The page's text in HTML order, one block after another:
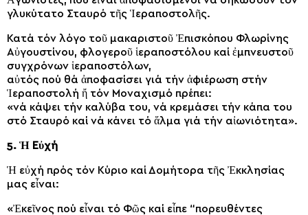
γλυκύτατο Σταυρό τῆς Ἱεραποστολῆς.
Κατά τόν λόγο τοῦ μακαριστοῦ Ἐπισκόπου Φλωρίνης
Αὐγουστίνου, φλογεροῦ ἱεραποστόλου καί ἐμπνευστοῦ
συγχρόνων ἱεραποστόλων,
αὐτός πού θά ἀποφασίσει γιά τήν ἀφιέρωση στήν
Ἱεραποστολή ἤ τόν Μοναχισμό πρέπει:
«νά κάψει τήν καλύβα του, νά κρεμάσει τήν κάπα του
στό Σταυρό καί νά κάνει τό ἅλμα γιά τήν αἰωνιότητα».
5. Ἡ Εὐχή
Ἡ εὐχή πρός τόν Κύριο καί Δομήτορα τῆς Ἐκκλησίας
μας εἶναι:
«Ἐκεῖνος πού εἶναι τό Φῶς καί εἶπε “πορευθέντες